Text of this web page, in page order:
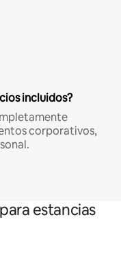
incluidos?
corporativos,
estancias